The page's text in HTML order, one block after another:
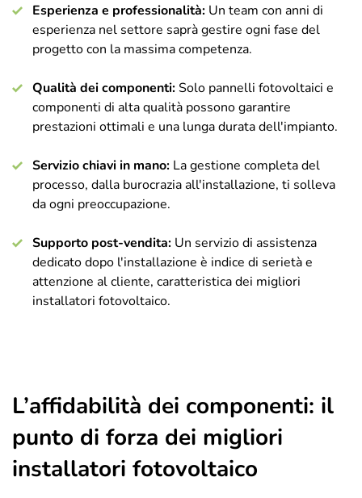
Esperienza e professionalità: Un team con anni di
esperienza nel settore saprà gestire ogni fase del
progetto con la massima competenza.
Qualità dei componenti:Solo pannelli fotovoltaici e
componenti di alta qualità possono garantire
prestazioni ottimali e una lunga durata dell'impianto.
Servizio chiavi in mano: La gestione completa del
processo, dalla burocrazia all'installazione, ti solleva
da ogni preoccupazione.
Supporto post-vendita: Un servizio di assistenza
dedicato dopo l'installazione è indice di serietà e
attenzione al cliente, caratteristica dei migliori
installatori fotovoltaico.
L’affidabilità dei componenti: il
punto di forza dei migliori
installatori fotovoltaico